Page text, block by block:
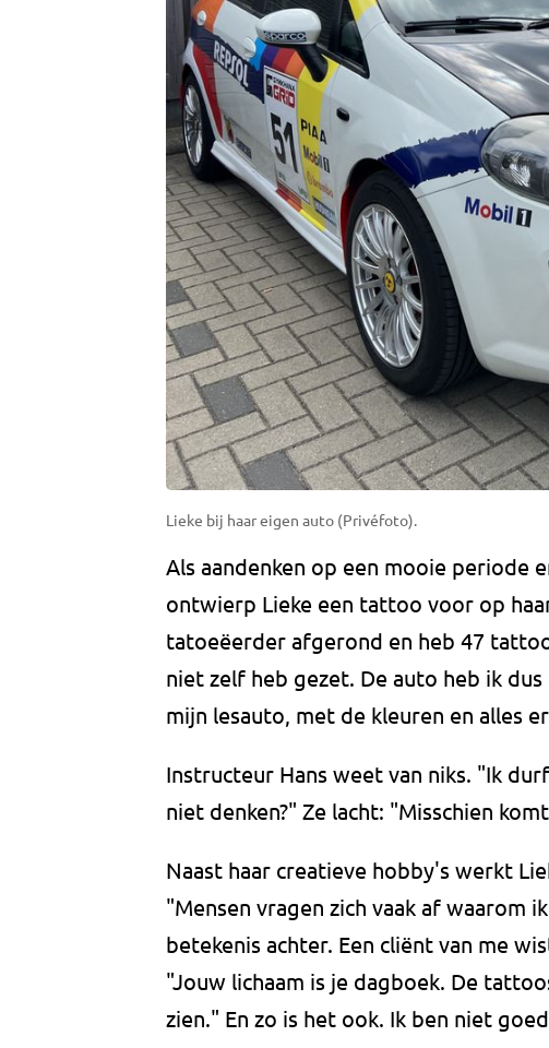
Lieke bij haar eigen auto (Privéfoto).
Als aandenken op een mooie periode
ontwierp Lieke een tattoo voor op
tatoeëerder afgerond en heb 47
niet zelf heb gezet. De auto heb ik
mijn lesauto, met de kleuren en alles
Instructeur Hans weet van niks. "Ik
niet denken?" Ze lacht: "Misschien
Naast haar creatieve hobby's werkt
"Mensen vragen zich vaak af waarom
betekenis achter. Een cliënt van me
"Jouw lichaam is je dagboek. De
zien." En zo is het ook. Ik ben niet